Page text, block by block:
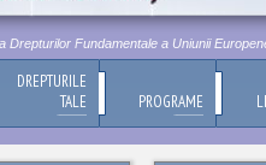
Fundamentale a Uniunii Europene,
DREPTURILE
TALE
PROGRAME